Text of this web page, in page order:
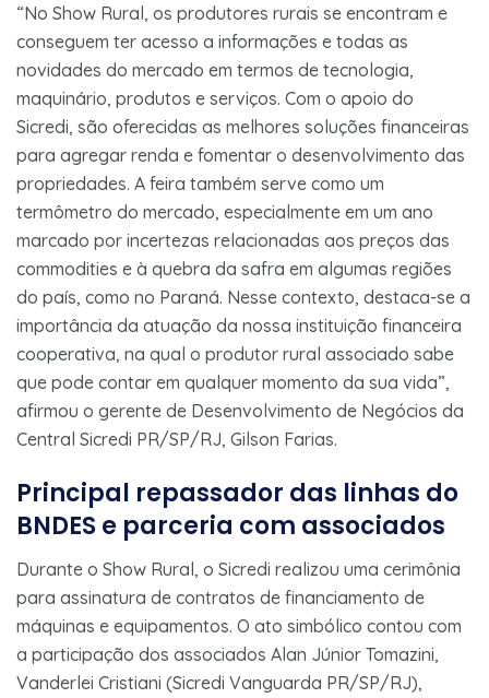
“No Show Rural, os produtores rurais se encontram e
conseguem ter acesso a informações e todas as
novidades do mercado em termos de tecnologia,
maquinário, produtos e serviços. Com o apoio do
Sicredi, são oferecidas as melhores soluções financeiras
para agregar renda e fomentar o desenvolvimento das
propriedades. A feira também serve como um
termômetro do mercado, especialmente em um ano
marcado por incertezas relacionadas aos preços das
commodities e à quebra da safra em algumas regiões
do país, como no Paraná. Nesse contexto, destaca-se a
importância da atuação da nossa instituição financeira
cooperativa, na qual o produtor rural associado sabe
que pode contar em qualquer momento da sua vida”,
afirmou o gerente de Desenvolvimento de Negócios da
Central Sicredi PR/SP/RJ, Gilson Farias.
Principal repassador das linhas do
BNDES e parceria com associados
Durante o Show Rural, o Sicredi realizou uma cerimônia
para assinatura de contratos de financiamento de
máquinas e equipamentos. O ato simbólico contou com
a participação dos associados Alan Júnior Tomazini,
Vanderlei Cristiani (Sicredi Vanguarda PR/SP/RJ),